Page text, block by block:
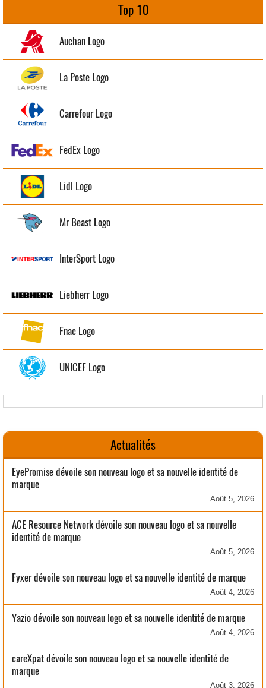
Top 10
Auchan Logo
La Poste Logo
Carrefour Logo
FedEx Logo
Lidl Logo
Mr Beast Logo
InterSport Logo
Liebherr Logo
Fnac Logo
UNICEF Logo
Actualités
EyePromise dévoile son nouveau logo et sa nouvelle identité de
marque
Août 5, 2026
ACE Resource Network dévoile son nouveau logo et sa nouvelle
identité de marque
Août 5, 2026
Fyxer dévoile son nouveau logo et sa nouvelle identité de marque
Août 4, 2026
Yazio dévoile son nouveau logo et sa nouvelle identité de marque
Août 4, 2026
careXpat dévoile son nouveau logo et sa nouvelle identité de
marque
Août 3, 2026